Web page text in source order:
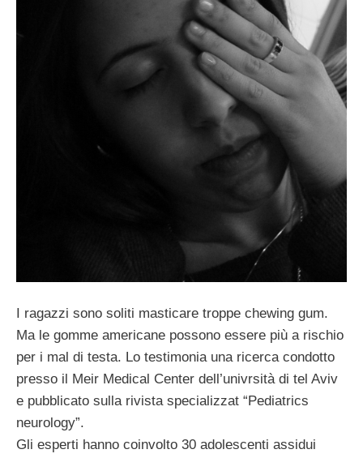
I ragazzi sono soliti masticare troppe chewing gum.
Ma le gomme americane possono essere più a rischio
per i mal di testa. Lo testimonia una ricerca condotto
presso il Meir Medical Center dell’univrsità di tel Aviv
e pubblicato sulla rivista specializzat “Pediatrics
neurology”.
Gli esperti hanno coinvolto 30 adolescenti assidui